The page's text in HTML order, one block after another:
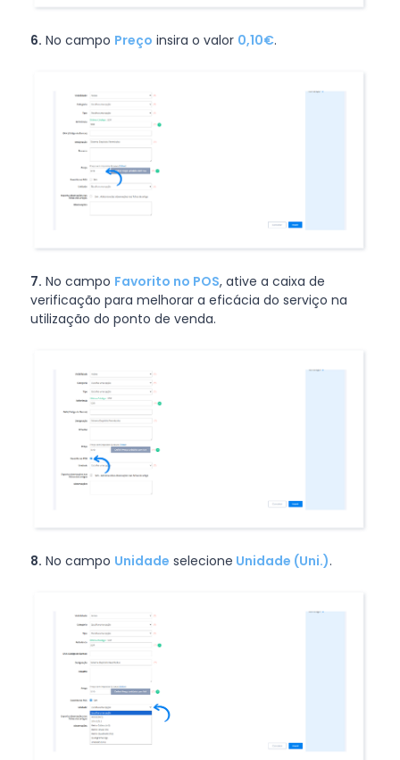
6. No campo Preço insira o valor 0,10€.
7. No campo Favorito no POS, ative a caixa de
verificação para melhorar a eficácia do serviço na
utilização do ponto de venda.
8. No campo Unidade selecione Unidade (Uni.).